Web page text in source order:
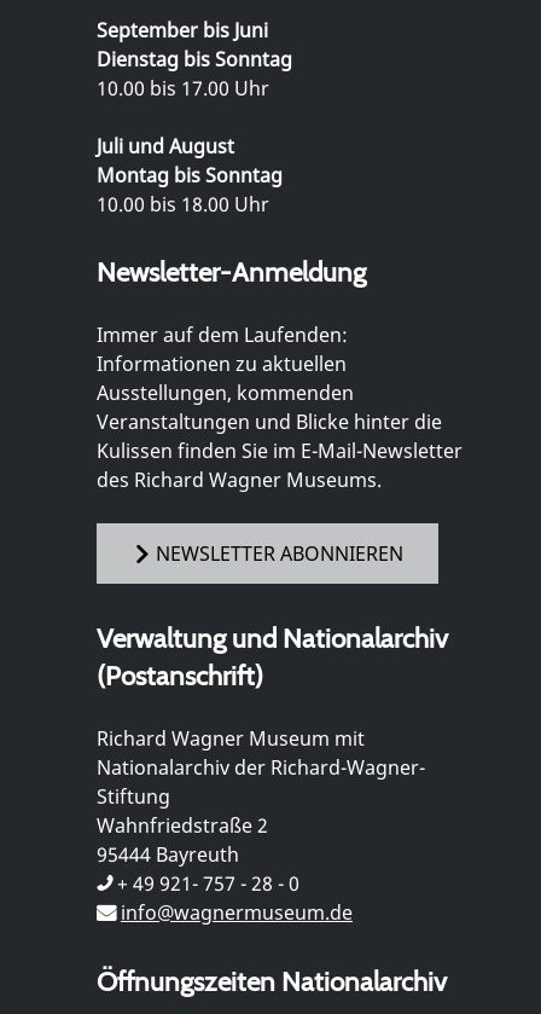
September bis Juni
Dienstag bis Sonntag
10.00 bis 17.00 Uhr
Juli und August
Montag bis Sonntag
10.00 bis 18.00 Uhr
Newsletter-Anmeldung
Immer auf dem Laufenden:
Informationen zu aktuellen
Ausstellungen, kommenden
Veranstaltungen und Blicke hinter die
Kulissen finden Sie im E-Mail-Newsletter
des Richard Wagner Museums.
NEWSLETTER ABONNIEREN
Verwaltung und Nationalarchiv
(Postanschrift)
Richard Wagner Museum mit
Nationalarchiv der Richard-Wagner-
Stiftung
Wahnfriedstraße 2
95444 Bayreuth
+ 49 921- 757 - 28 - 0
info@wagnermuseum.de
Öffnungszeiten Nationalarchiv